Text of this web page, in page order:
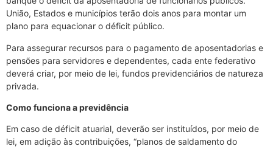
União, Estados e municípios terão dois anos para montar um
plano para equacionar o déficit público.
Para assegurar recursos para o pagamento de aposentadorias e
pensões para servidores e dependentes, cada ente federativo
deverá criar, por meio de lei, fundos previdenciários de natureza
privada.
Como funciona a previdência
Em caso de déficit atuarial, deverão ser instituídos, por meio de
lei, em adição às contribuições, “planos de saldamento do